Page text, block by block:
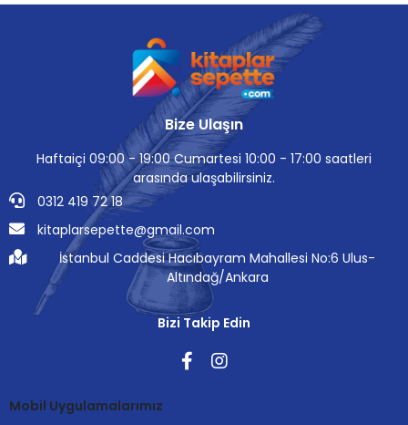
Bize Ulaşın
Haftaiçi 09:00 - 19:00 Cumartesi 10:00 - 17:00 saatleri
arasında ulaşabilirsiniz.
0312 419 72 18
kitaplarsepette@gmail.com
İstanbul Caddesi Hacıbayram Mahallesi No:6 Ulus-
Altındağ/Ankara
Bizi Takip Edin
Mobil Uygulamalarımız